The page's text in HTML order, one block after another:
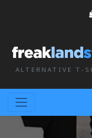
ALTERNATIVE T-